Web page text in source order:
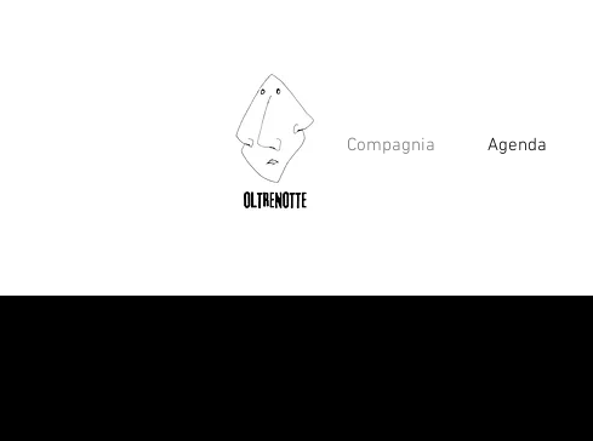
Compagnia Agenda